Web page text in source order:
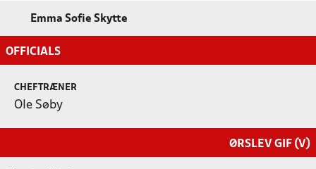
Emma Sofie Skytte
OFFICIALS
CHEFTRÆNER
Ole Søby
ØRSLEV GIF (V)